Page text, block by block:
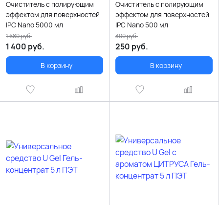
Очиститель с полирующим
эффектом для поверхностей
IPC Nano 5000 мл
1 400 руб.
1 680руб.
В корзину
Очиститель с полирующим
эффектом для поверхностей
IPC Nano 500 мл
250 руб.
300руб.
В корзину